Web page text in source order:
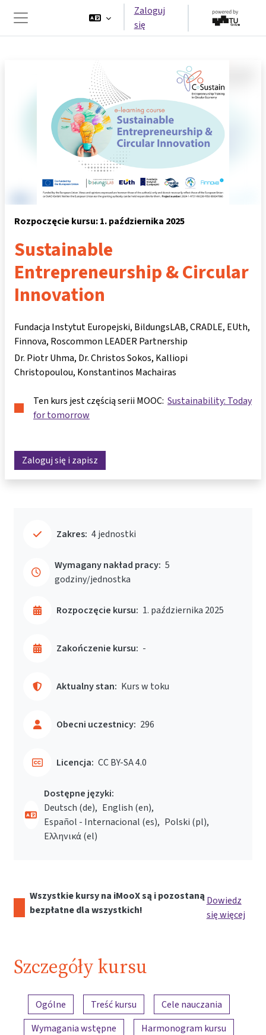
Przejdź do głównej zawartości
Panel boczny
Zaloguj
się
Rozpoczęcie kursu: 1. października 2025
Sustainable
Entrepreneurship & Circular
Innovation
Fundacja Instytut Europejski, BildungsLAB, CRADLE, EUth,
Finnova, Roscommon LEADER Partnership
Dr. Piotr Uhma Dr. Christos Sokos Kalliopi
Christopoulou Konstantinos Machairas
Ten kurs jest częścią serii MOOC: Sustainability: Today
for tomorrow
Zaloguj się i zapisz
Zakres: 4 jednostki
Wymagany nakład pracy: 5
godziny/jednostka
Rozpoczęcie kursu: 1. października 2025
Zakończenie kursu: -
Aktualny stan: Kurs w toku
Obecni uczestnicy: 296
Licencja: CC BY-SA 4.0
Dostępne języki:
Deutsch ‎(de)‎
English ‎(en)‎
Español - Internacional ‎(es)‎
Polski ‎(pl)‎
Ελληνικά ‎(el)‎
Wszystkie kursy na iMooX są i pozostaną
bezpłatne dla wszystkich!
Dowiedz
się więcej
Szczegóły kursu
Przegląd treści
Ogólne Treść kursu
Cele nauczania
Wymagania wstępne
Harmonogram kursu